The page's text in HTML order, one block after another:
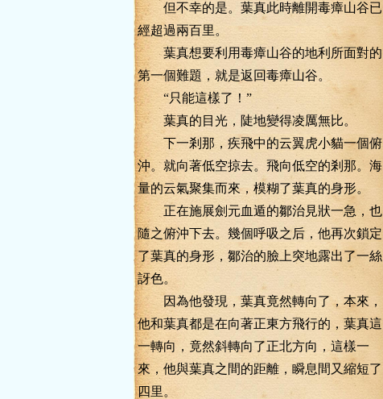
但不幸的是。葉真此時離開毒瘴山谷已
經超過兩百里。
葉真想要利用毒瘴山谷的地利所面對的
第一個難題，就是返回毒瘴山谷。
“只能這樣了！”
葉真的目光，陡地變得凌厲無比。
下一剎那，疾飛中的云翼虎小貓一個俯
沖。就向著低空掠去。飛向低空的剎那。海
量的云氣聚集而來，模糊了葉真的身形。
正在施展劍元血遁的鄒治見狀一急，也
隨之俯沖下去。幾個呼吸之后，他再次鎖定
了葉真的身形，鄒治的臉上突地露出了一絲
訝色。
因為他發現，葉真竟然轉向了，本來，
他和葉真都是在向著正東方飛行的，葉真這
一轉向，竟然斜轉向了正北方向，這樣一
來，他與葉真之間的距離，瞬息間又縮短了
四里。